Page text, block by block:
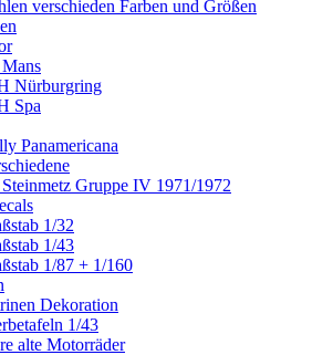
verschieden Farben und Größen
Nürburgring
Spa
Panamericana
Gruppe IV 1971/1972
1/32
1/43
1/87 + 1/160
Dekoration
1/43
alte Motorräder